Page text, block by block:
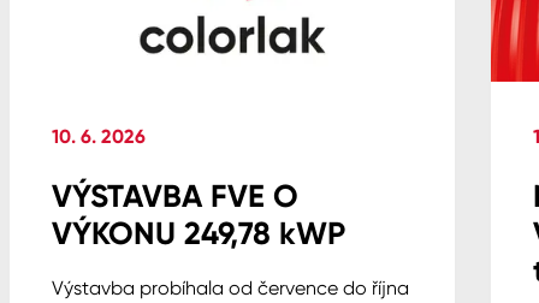
10. 6. 2026
VÝSTAVBA FVE O
VÝKONU 249,78 kWP
Výstavba probíhala od července do října